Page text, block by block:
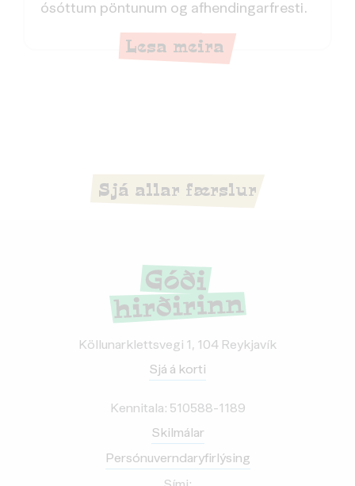
ósóttum pöntunum og afhendingarfresti.
Lesa meira
Sjá allar færslur
Köllunarklettsvegi 1, 104 Reykjavík
Sjá á korti
Kennitala: 510588-1189
Skilmálar
Persónuverndaryfirlýsing